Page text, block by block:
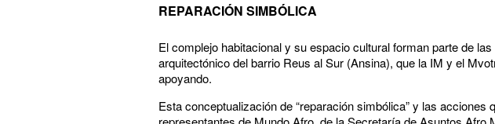
REPARACIÓN SIMBÓLICA
El complejo habitacional y su espacio cultural forman parte de
arquitectónico del barrio Reus al Sur (Ansina), que la IM y el
apoyando.
Esta conceptualización de “reparación simbólica” y las